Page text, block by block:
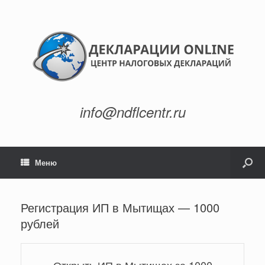
info@ndflcentr.ru
Меню
Регистрация ИП в Мытищах — 1000
рублей